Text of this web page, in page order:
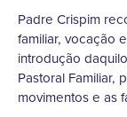
Padre Crispim
familiar, vocação
introdução
Pastoral Familiar,
movimentos e as